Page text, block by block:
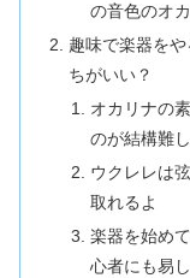
の音色のオ
趣味で楽器を
ちがいい？
オカリナの
のが結構難
ウクレレは
取れるよ
楽器を始め
心者にも易